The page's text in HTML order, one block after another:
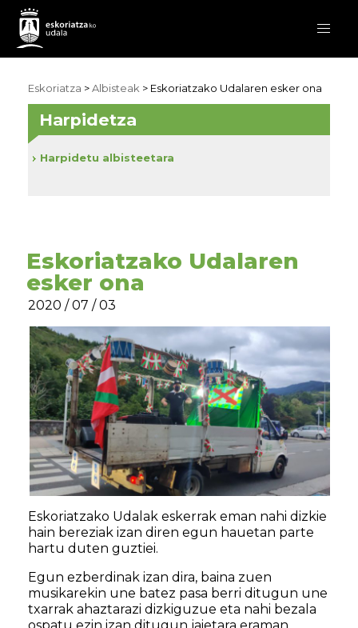
Eskoriatza >Albisteak > Eskoriatzako Udalaren esker ona
Eskoriatzako Udalaren
esker ona
2020 / 07 / 03
Eskoriatzako Udalak eskerrak eman nahi dizkie
hain bereziak izan diren egun hauetan parte
hartu duten guztiei.
Egun ezberdinak izan dira, baina zuen
musikarekin une batez pasa berri ditugun une
txarrak ahaztarazi dizkiguzue eta nahi bezala
Harpidetza
Harpidetu albisteetara